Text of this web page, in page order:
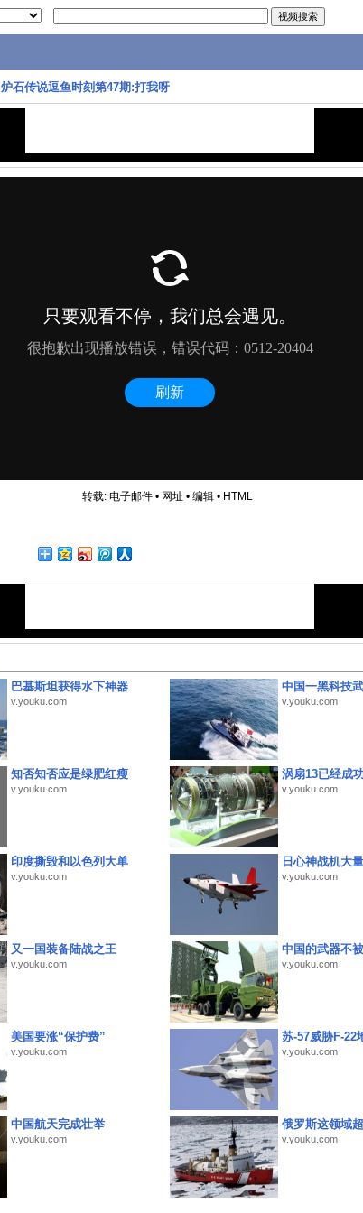
炉石传说逗鱼时刻第47期:打我呀
转载: 电子邮件• 网址 • 编辑• HTML
巴基斯坦获得水下神器
v.youku.com
中国一黑科技
v.youku.com
知否知否应是绿肥红瘦
v.youku.com
涡扇13已经成
v.youku.com
印度撕毁和以色列大单
v.youku.com
日心神战机大
v.youku.com
又一国装备陆战之王
v.youku.com
中国的武器不
v.youku.com
美国要涨“保护费”
v.youku.com
苏-57威胁F-22
v.youku.com
中国航天完成壮举
v.youku.com
俄罗斯这领域
v.youku.com